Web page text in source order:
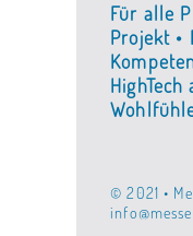
Für alle
Projekt •
HighTech
© 2021 •